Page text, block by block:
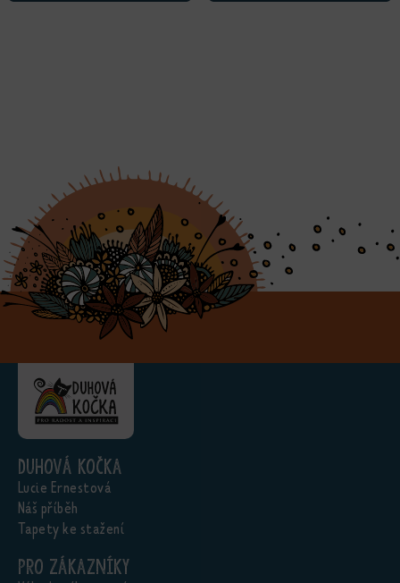
Duhová kočka
Lucie Ernestová
Náš příběh
Tapety ke stažení
Pro zákazníky